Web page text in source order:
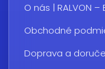
O nás | RALVON
Obchodné
Doprava a